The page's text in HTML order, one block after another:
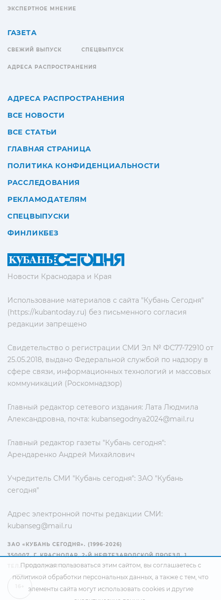
Новости Краснодара и Края
Использование материалов с сайта "Кубань Сегодня"
(https://kubantoday.ru) без письменного согласия
редакции запрещено
Свидетельство о регистрации СМИ Эл № ФС77-72910 от
25.05.2018, выдано Федеральной службой по надзору в
сфере связи, информационных технологий и массовых
коммуникаций (Роскомнадзор)
Главный редактор сетевого издания: Лата Людмила
Александровна, почта: kubansegodnya2024@mail.ru
Главный редактор газеты "Кубань сегодня":
Арендаренко Андрей Михайлович
Учредитель СМИ "Кубань сегодня": ЗАО "Кубань
сегодня"
Адрес электронной почты редакции СМИ:
kubanseg@mail.ru
ЭКСПЕРТНОЕ МНЕНИЕ
ГАЗЕТА
СВЕЖИЙ ВЫПУСК СПЕЦВЫПУСК
АДРЕСА РАСПРОСТРАНЕНИЯ
АДРЕСА РАСПРОСТРАНЕНИЯ
ВСЕ НОВОСТИ
ВСЕ СТАТЬИ
ГЛАВНАЯ СТРАНИЦА
ПОЛИТИКА КОНФИДЕНЦИАЛЬНОСТИ
РАССЛЕДОВАНИЯ
РЕКЛАМОДАТЕЛЯМ
СПЕЦВЫПУСКИ
ФИНЛИКБЕЗ
ЗАО «КУБАНЬ СЕГОДНЯ». (1996-2026)
350007, Г. КРАСНОДАР, 2-Й НЕФТЕЗАВОДСКОЙ ПРОЕЗД, 1
ТЕЛ.: +7(861) 267-15-15
Продолжая пользоваться этим сайтом, вы соглашаетесь с
политикой обработки персональных данных, а также с тем, что
элементы сайта могут использовать cookies и другие